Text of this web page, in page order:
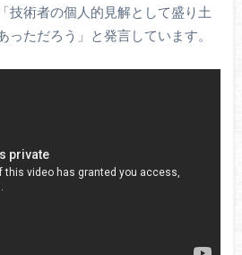
技術者の個人的見解として盛り土
っただろう」と発言しています。